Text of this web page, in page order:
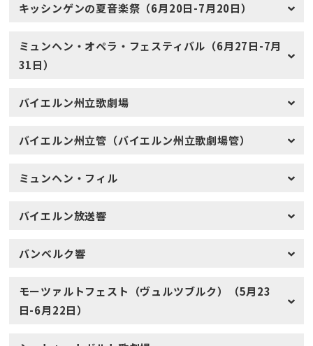
キッシンゲンの夏音楽祭（6月20日-7月20日）
ミュンヘン・オペラ・フェスティバル（6月27日-7月
31日）
バイエルン州立歌劇場
バイエルン州立管（バイエルン州立歌劇場管）
ミュンヘン・フィル
バイエルン放送響
バンベルク響
モーツァルトフェスト（ヴュルツブルク）（5月23
日-6月22日）